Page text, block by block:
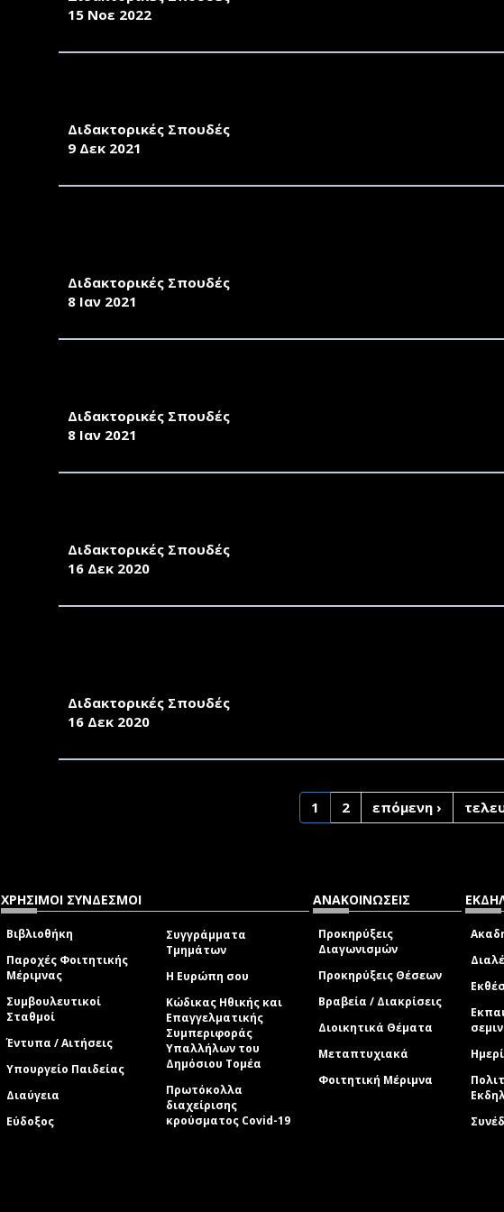
15 Νοε 2022
Διδακτορικές Σπουδές
9 Δεκ 2021
Διδακτορικές Σπουδές
8 Ιαν 2021
Διδακτορικές Σπουδές
8 Ιαν 2021
Διδακτορικές Σπουδές
16 Δεκ 2020
Διδακτορικές Σπουδές
16 Δεκ 2020
1 2 επόμενη ›
ΧΡΗΣΙΜΟΙ ΣΥΝΔΕΣΜΟΙ
Βιβλιοθήκη
Παροχές Φοιτητικής
Μέριμνας
Συμβουλευτικοί
Σταθμοί
Έντυπα / Αιτήσεις
Υπουργείο Παιδείας
Διαύγεια
Εύδοξος
Συγγράμματα
Τμημάτων
Η Ευρώπη σου
Κώδικας Ηθικής και
Επαγγελματικής
Συμπεριφοράς
Υπαλλήλων του
Δημόσιου Τομέα
Πρωτόκολλα
διαχείρισης
κρούσματος Covid-19
ΑΝΑΚΟΙΝΩΣΕΙΣ
Προκηρύξεις
Διαγωνισμών
Προκηρύξεις Θέσεων
Βραβεία / Διακρίσεις
Διοικητικά Θέματα
Μεταπτυχιακά
Φοιτητική Μέριμνα